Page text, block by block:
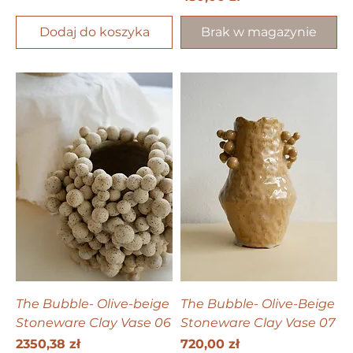
Dodaj do koszyka Brak w magazynie
The Bubble- Olive-beige
Stoneware Сlay Vase 06
Cena
2350,38 zł
The Bubble- Olive-Beige
Stoneware Clay Vase 07
Cena
720,00 zł